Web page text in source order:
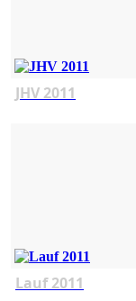
JHV 2011
Lauf 2011